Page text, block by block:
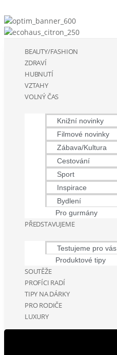
BEAUTY/FASHION
ZDRAVÍ
HUBNUTÍ
VZTAHY
VOLNÝ ČAS
Knižní novinky
Filmové novinky
Zábava/Kultura
Cestování
Sport
Inspirace
Bydlení
Pro gurmány
PŘEDSTAVUJEME
Testujeme pro vás
Produktové tipy
SOUTĚŽE
PROFÍCI RADÍ
TIPY NA DÁRKY
PRO RODIČE
LUXURY